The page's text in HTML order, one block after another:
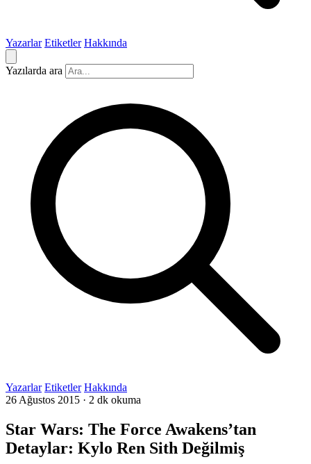
Yazarlar Etiketler Hakkında
Yazılarda ara
Yazarlar Etiketler Hakkında
26 Ağustos 2015 · 2 dk okuma
Star Wars: The Force Awakens’tan
Detaylar: Kylo Ren Sith Değilmiş